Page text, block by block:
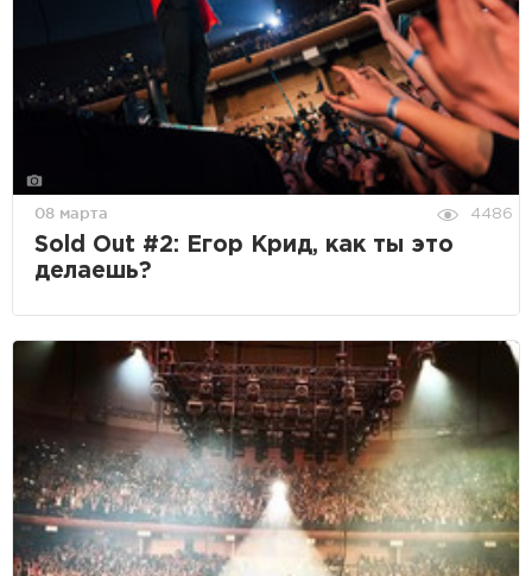
08 марта 4486
Sold Out #2: Егор Крид, как ты это
делаешь?